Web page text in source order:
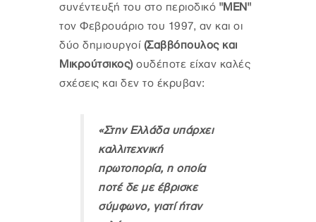
συνέντευξή του στο περιοδικό "ΜΕΝ"
τον Φεβρουάριο του 1997, αν και οι
δύο δημιουργοί (Σαββόπουλος και
Μικρούτσικος)ουδέποτε είχαν καλές
σχέσεις και δεν το έκρυβαν:
«Στην Ελλάδα υπάρχει
καλλιτεχνική
πρωτοπορία, η οποία
ποτέ δε με έβρισκε
σύμφωνο, γιατί ήταν